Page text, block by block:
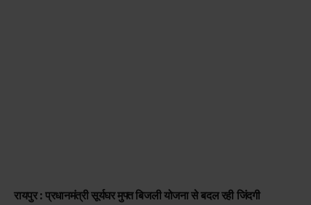
रायपुर : प्रधानमंत्री सूर्यघर मुफ्त बिजली योजना से बदल रही जिंदगी